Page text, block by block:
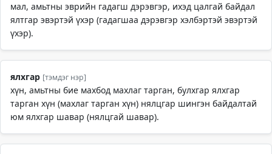
мал, амьтны эврийн гадагш дэрэвгэр, ихэд цалгай байдал
ялтгар эвэртэй үхэр (гадагшаа дэрэвгэр хэлбэртэй эвэртэй
үхэр).
ялхгар [тэмдэг нэр]
хүн, амьтны бие махбод махлаг тарган, булхгар ялхгар
тарган хүн (махлаг тарган хүн) нялцгар шингэн байдалтай
юм ялхгар шавар (нялцгай шавар).